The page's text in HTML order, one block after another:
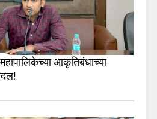
आकृतिबंधाच्या